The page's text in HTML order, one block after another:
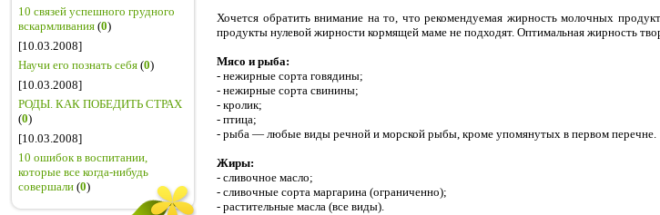
10 связей успешного грудного
вскармливания (0)
[10.03.2008]
Научи его познать себя (0)
[10.03.2008]
РОДЫ. КАК ПОБЕДИТЬ СТРАХ
(0)
[10.03.2008]
10 ошибок в воспитании,
которые все когда-нибудь
совершали (0)
Хочется обратить внимание на то, что рекомендуемая жирность молочных
продукты нулевой жирности кормящей маме не подходят. Оптимальная жирность
Мясо и рыба:
- нежирные сорта говядины;
- нежирные сорта свинины;
- кролик;
- птица;
- рыба — любые виды речной и морской рыбы, кроме упомянутых в первом перечне.
Жиры:
- сливочное масло;
- сливочные сорта маргарина (ограниченно);
- растительные масла (все виды).